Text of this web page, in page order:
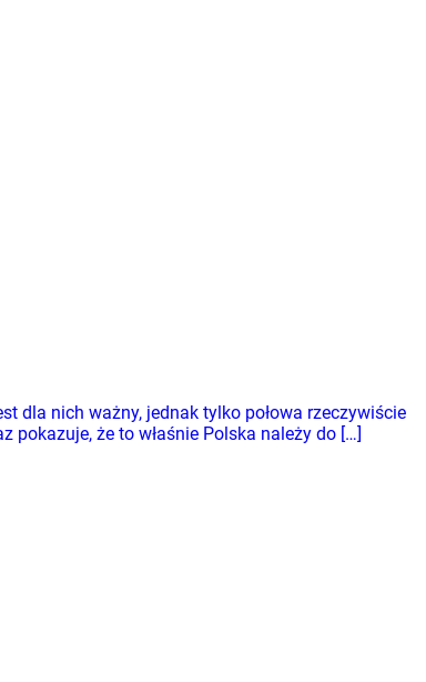
dla nich ważny, jednak tylko połowa rzeczywiście
że to właśnie Polska należy do […]